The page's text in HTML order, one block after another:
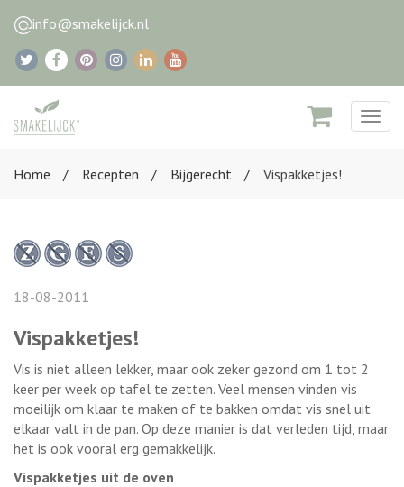
info@smakelijck.nl
Home
Recepten Bijgerecht Vispakketjes!
18-08-2011
Vispakketjes!
Vis is niet alleen lekker, maar ook zeker gezond om 1 tot 2
keer per week op tafel te zetten. Veel mensen vinden vis
moeilijk om klaar te maken of te bakken omdat vis snel uit
elkaar valt in de pan. Op deze manier is dat verleden tijd, maar
het is ook vooral erg gemakkelijk.
Vispakketjes uit de oven